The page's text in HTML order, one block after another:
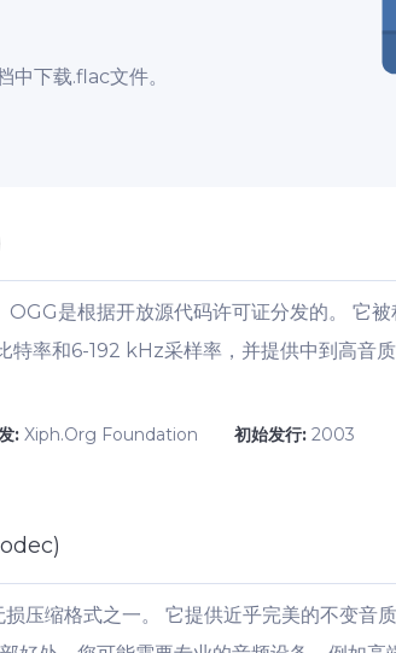
中下载.flac文件。
是根据开放源代码许可证分发的。 它
特率和6-192 kHz采样率，并提供中到高音
: Xiph.Org Foundation 初始发行: 2003
压缩格式之一。 它提供近乎完美的不变音